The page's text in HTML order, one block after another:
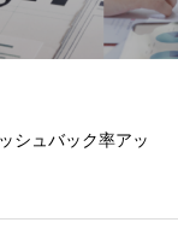
シュバック率アッ